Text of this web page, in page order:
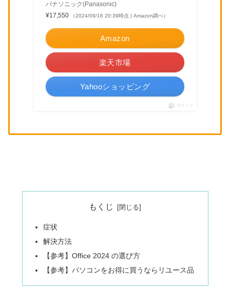
パナソニック(Panasonic)
¥17,550
（2024/09/16 20:39時点 | Amazon調べ）
Amazon
楽天市場
Yahooショッピング
ポチップ
もくじ
症状
解決方法
【参考】Office 2024 の選び方
【参考】パソコンをお得に買うならリユース品